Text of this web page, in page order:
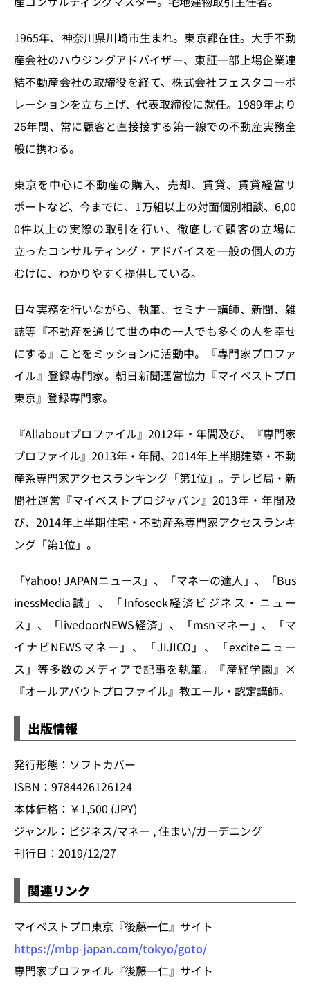
1965年、神奈川県川崎市生まれ。東京都在住。大手不動
産会社のハウジングアドバイザー、東証一部上場企業連
結不動産会社の取締役を経て、株式会社フェスタコーポ
レーションを立ち上げ、代表取締役に就任。1989年より
26年間、常に顧客と直接接する第一線での不動産実務全
般に携わる。
東京を中心に不動産の購入、売却、賃貸、賃貸経営サ
ポートなど、今までに、1万組以上の対面個別相談、6,00
0件以上の実際の取引を行い、徹底して顧客の立場に
立ったコンサルティング・アドバイスを一般の個人の方
むけに、わかりやすく提供している。
日々実務を行いながら、執筆、セミナー講師、新聞、雑
誌等『不動産を通じて世の中の一人でも多くの人を幸せ
にする』ことをミッションに活動中。『専門家プロファ
イル』登録専門家。朝日新聞運営協力『マイベストプロ
東京』登録専門家。
『Allaboutプロファイル』2012年・年間及び、『専門家
プロファイル』2013年・年間、2014年上半期建築・不動
産系専門家アクセスランキング「第1位」。テレビ局・新
聞社運営『マイベストプロジャパン』2013年・年間及
び、2014年上半期住宅・不動産系専門家アクセスランキ
ング「第1位」。
「Yahoo! JAPANニュース」、「マネーの達人」、「Bus
inessMedia誠」、「Infoseek経済ビジネス・ニュー
ス」、「livedoorNEWS経済」、「msnマネー」、「マ
イナビNEWSマネー」、「JIJICO」、「exciteニュー
ス」等多数のメディアで記事を執筆。『産経学園』×
『オールアバウトプロファイル』教エール・認定講師。
出版情報
発行形態：ソフトカバー
ISBN：9784426126124
本体価格：￥1,500 (JPY)
ジャンル：ビジネス/マネー , 住まい/ガーデニング
刊行日：2019/12/27
関連リンク
マイベストプロ東京『後藤一仁』サイト
https://mbp-japan.com/tokyo/goto/
専門家プロファイル『後藤一仁』サイト